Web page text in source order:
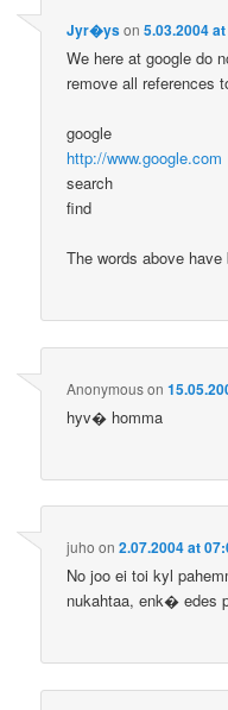
Jyr�yson5.03.2004
We here at google do
remove all references
google
http://www.google.com
search
find
The words above
Anonymouson
hyv� homma
juho on2.07.2004 at
No joo ei toi kyl
nukahtaa, enk� edes